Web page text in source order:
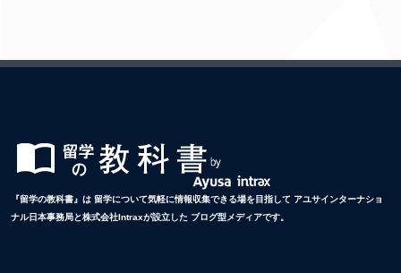
『留学の教科書』は 留学について気軽に情報収集できる場を目指して アユサインターナショ
ナル日本事務局と株式会社Intraxが設立した ブログ型メディアです。